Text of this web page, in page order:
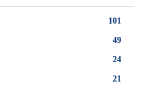
101
49
24
21